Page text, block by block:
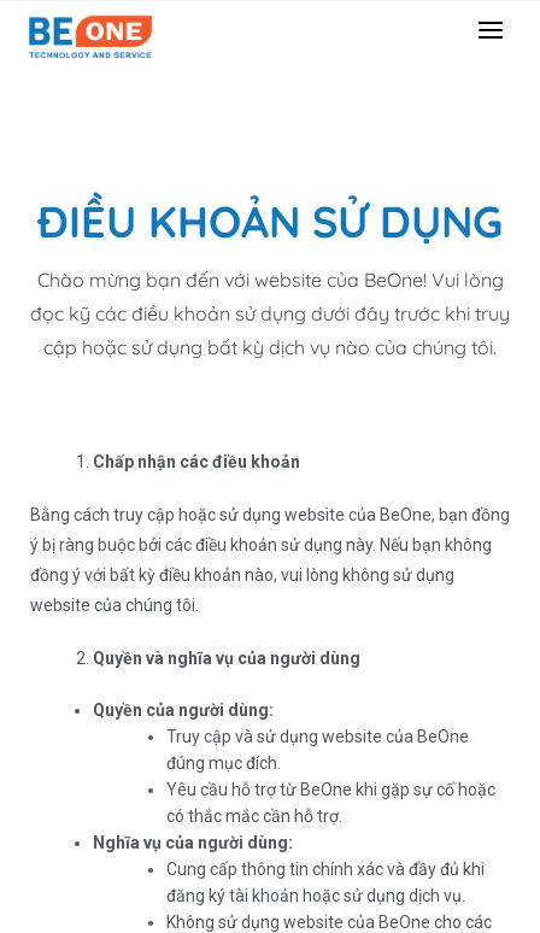
ĐIỀU KHOẢN SỬ DỤNG
Chào mừng bạn đến với website của BeOne! Vui lòng
đọc kỹ các điều khoản sử dụng dưới đây trước khi truy
cập hoặc sử dụng bất kỳ dịch vụ nào của chúng tôi.
Chấp nhận các điều khoản
Bằng cách truy cập hoặc sử dụng website của BeOne, bạn đồng
ý bị ràng buộc bởi các điều khoản sử dụng này. Nếu bạn không
đồng ý với bất kỳ điều khoản nào, vui lòng không sử dụng
website của chúng tôi.
Quyền và nghĩa vụ của người dùng
Quyền của người dùng:
Truy cập và sử dụng website của BeOne
đúng mục đích.
Yêu cầu hỗ trợ từ BeOne khi gặp sự cố hoặc
có thắc mắc cần hỗ trợ.
Nghĩa vụ của người dùng:
Cung cấp thông tin chính xác và đầy đủ khi
đăng ký tài khoản hoặc sử dụng dịch vụ.
Không sử dụng website của BeOne cho các